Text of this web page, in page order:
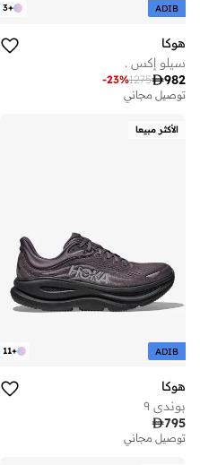
+
3 ADIB
هوكا
سيلو إكس .
982
1275
-23%
توصيل مجاني
الأكثر مبيعا
+
11 ADIB
هوكا
بوندي ٩
795
توصيل مجاني